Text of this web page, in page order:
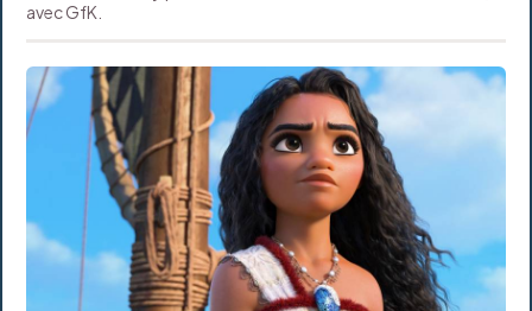
avec GfK.